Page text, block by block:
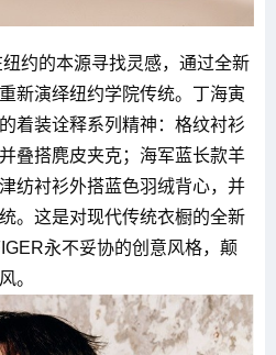
约的本源寻找灵感，通过全新
新演绎纽约学院传统。丁海寅
着装诠释系列精神：格纹衬衫
叠搭麂皮夹克；海军蓝长款羊
纺衬衫外搭蓝色羽绒背心，并
。这是对现代传统衣橱的全新
永不妥协的创意风格，颠
。